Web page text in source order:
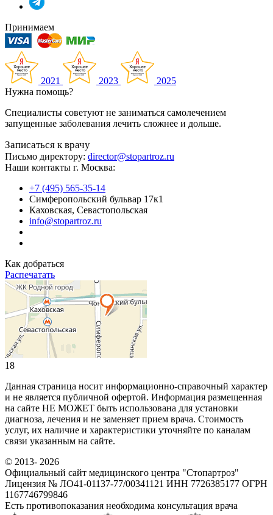
Принимаем
2021 2023
2025
Нужна помощь?
Специалисты советуют не заниматься самолечением
запущенные заболевания лечить сложнее и дольше.
Записаться к врачу
Письмо директору: director@stopartroz.ru
Наши контакты г. Москва:
+7 (495) 565-35-14
Симферопольский бульвар 17к1
Каховская, Севастопольская
info@stopartroz.ru
Как добраться
Распечатать
18
Данная страница носит информационно-справочный характер
и не является публичной офертой. Информация размещенная
на сайте НЕ МОЖЕТ быть использована для установки
диагноза, лечения и не заменяет прием врача. Стоимость
услуг, их наличие и характеристики уточняйте по каналам
связи указанным на сайте.
© 2013- 2026
Официальный сайт медицинского центра "Стопартроз"
Лицензия № ЛО41-01137-77/00341121 ИНН 7726385177 ОГРН
1167746799846
Есть противопоказания необходима консультация врача